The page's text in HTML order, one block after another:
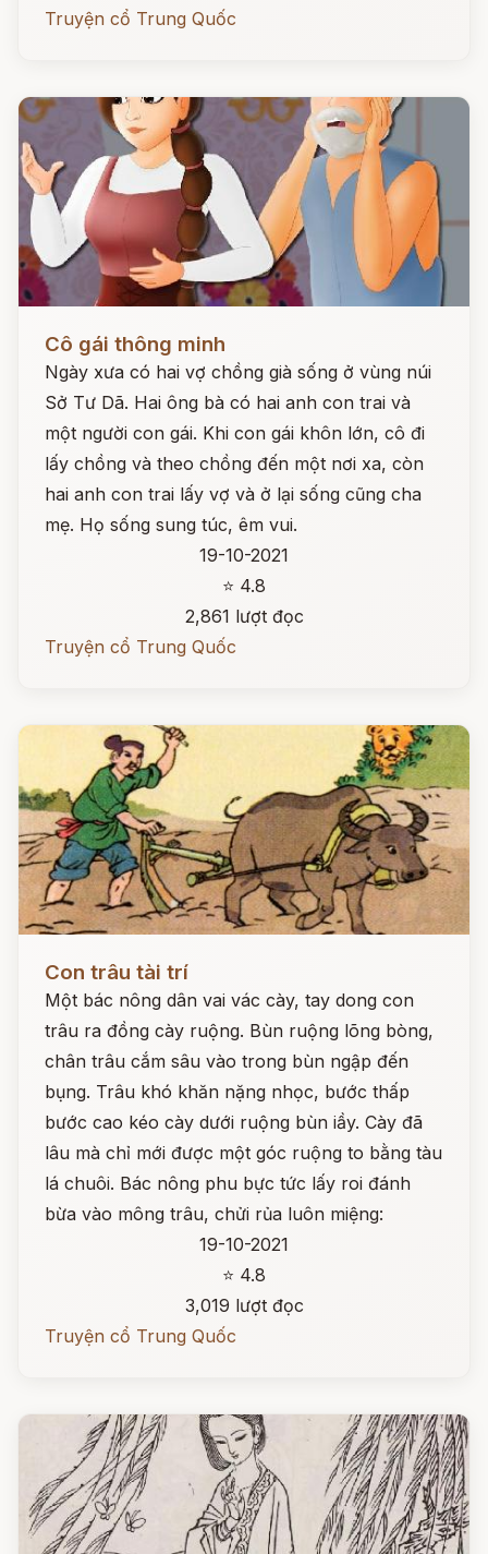
Truyện cổ Trung Quốc
Cô gái thông minh
Ngày xưa có hai vợ chồng già sống ở vùng núi
Sở Tư Dã. Hai ông bà có hai anh con trai và
một người con gái. Khi con gái khôn lớn, cô đi
lấy chồng và theo chồng đến một nơi xa, còn
hai anh con trai lấy vợ và ở lại sống cũng cha
mẹ. Họ sống sung túc, êm vui.
19-10-2021
⭐ 4.8
2,861 lượt đọc
Truyện cổ Trung Quốc
Con trâu tài trí
Một bác nông dân vai vác cày, tay dong con
trâu ra đồng cày ruộng. Bùn ruộng lõng bòng,
chân trâu cắm sâu vào trong bùn ngập đến
bụng. Trâu khó khăn nặng nhọc, bước thấp
bước cao kéo cày dưới ruộng bùn iầy. Cày đã
lâu mà chỉ mới được một góc ruộng to bằng tàu
lá chuôi. Bác nông phu bực tức lấy roi đánh
bừa vào mông trâu, chửi rủa luôn miệng:
19-10-2021
⭐ 4.8
3,019 lượt đọc
Truyện cổ Trung Quốc